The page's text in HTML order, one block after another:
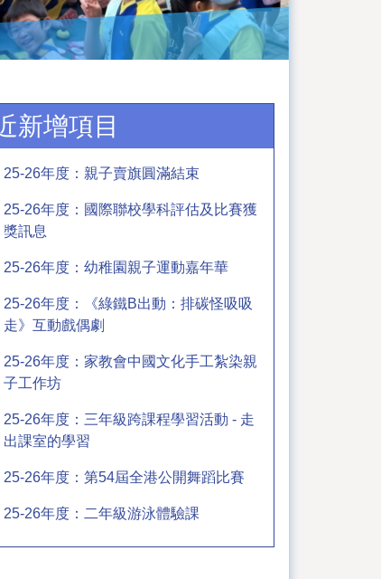
新增項目
25-26年度：親子賣旗圓滿結束
25-26年度：國際聯校學科評估及比賽獲
獎訊息
25-26年度：幼稚園親子運動嘉年華
25-26年度：《綠鐵B出動：排碳怪吸吸
走》互動戲偶劇
25-26年度：家教會中國文化手工紮染親
子工作坊
25-26年度：三年級跨課程學習活動 - 走
出課室的學習
25-26年度：第54屆全港公開舞蹈比賽
25-26年度：二年級游泳體驗課